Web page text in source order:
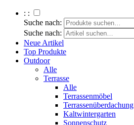
: :
Suche nach:
Suche nach:
Neue Artikel
Top Produkte
Outdoor
Alle
Terrasse
Alle
Terrassenmöbel
Terrassenüberdachung
Kaltwintergarten
Sonnenschutz